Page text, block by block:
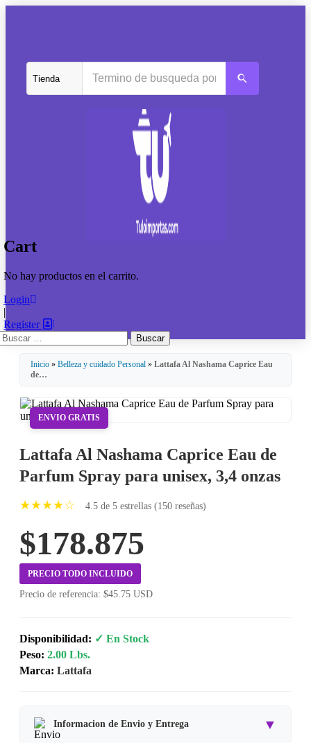
Cart
No hay productos en el carrito.
Login
|
Register
Inicio » Belleza y cuidado Personal » Lattafa Al Nashama Caprice Eau
de…
ENVIO GRATIS
Lattafa Al Nashama Caprice Eau de
Parfum Spray para unisex, 3,4 onzas
★★★★☆ 4.5 de 5 estrellas (150 reseñas)
$178.875
PRECIO TODO INCLUIDO
Precio de referencia: $45.75 USD
Disponibilidad: ✓ En Stock
Peso: 2.00 Lbs.
Marca: Lattafa
Informacion de Envio y Entrega ▼